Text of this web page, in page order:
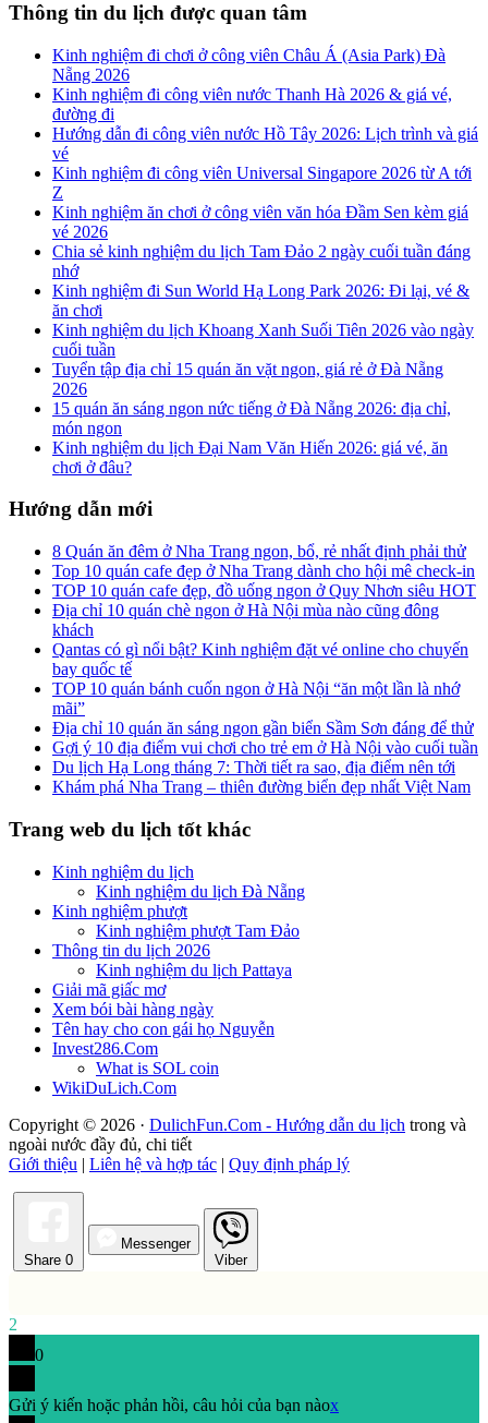
Thông tin du lịch được quan tâm
Kinh nghiệm đi chơi ở công viên Châu Á (Asia Park) Đà
Nẵng 2026
Kinh nghiệm đi công viên nước Thanh Hà 2026 & giá vé,
đường đi
Hướng dẫn đi công viên nước Hồ Tây 2026: Lịch trình và giá
vé
Kinh nghiệm đi công viên Universal Singapore 2026 từ A tới
Z
Kinh nghiệm ăn chơi ở công viên văn hóa Đầm Sen kèm giá
vé 2026
Chia sẻ kinh nghiệm du lịch Tam Đảo 2 ngày cuối tuần đáng
nhớ
Kinh nghiệm đi Sun World Hạ Long Park 2026: Đi lại, vé &
ăn chơi
Kinh nghiệm du lịch Khoang Xanh Suối Tiên 2026 vào ngày
cuối tuần
Tuyển tập địa chỉ 15 quán ăn vặt ngon, giá rẻ ở Đà Nẵng
2026
15 quán ăn sáng ngon nức tiếng ở Đà Nẵng 2026: địa chỉ,
món ngon
Kinh nghiệm du lịch Đại Nam Văn Hiến 2026: giá vé, ăn
chơi ở đâu?
Hướng dẫn mới
8 Quán ăn đêm ở Nha Trang ngon, bổ, rẻ nhất định phải thử
Top 10 quán cafe đẹp ở Nha Trang dành cho hội mê check-in
TOP 10 quán cafe đẹp, đồ uống ngon ở Quy Nhơn siêu HOT
Địa chỉ 10 quán chè ngon ở Hà Nội mùa nào cũng đông
khách
Qantas có gì nổi bật? Kinh nghiệm đặt vé online cho chuyến
bay quốc tế
TOP 10 quán bánh cuốn ngon ở Hà Nội “ăn một lần là nhớ
mãi”
Địa chỉ 10 quán ăn sáng ngon gần biển Sầm Sơn đáng để thử
Gợi ý 10 địa điểm vui chơi cho trẻ em ở Hà Nội vào cuối tuần
Du lịch Hạ Long tháng 7: Thời tiết ra sao, địa điểm nên tới
Khám phá Nha Trang – thiên đường biển đẹp nhất Việt Nam
Trang web du lịch tốt khác
Kinh nghiệm du lịch
Kinh nghiệm du lịch Đà Nẵng
Kinh nghiệm phượt
Kinh nghiệm phượt Tam Đảo
Thông tin du lịch 2026
Kinh nghiệm du lịch Pattaya
Giải mã giấc mơ
Xem bói bài hàng ngày
Tên hay cho con gái họ Nguyễn
Invest286.Com
What is SOL coin
WikiDuLich.Com
Copyright © 2026 · DulichFun.Com - Hướng dẫn du lịch trong và
ngoài nước đầy đủ, chi tiết
Giới thiệu | Liên hệ và hợp tác | Quy định pháp lý
Share 0
Messenger
Viber
2
0
Gửi ý kiến hoặc phản hồi, câu hỏi của bạn nàox